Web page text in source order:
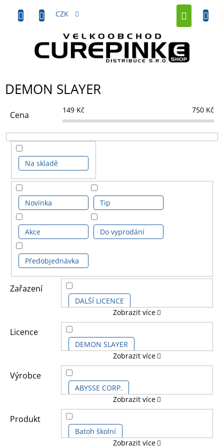
obsah
CZK
DEMON SLAYER
Cena 149 Kč 750 Kč
Na skladě
Novinka Tip
Akce Do vyprodání
Předobjednávka
Zařazení
DALŠÍ LICENCE
Zobrazit více
Licence
DEMON SLAYER
Zobrazit více
Výrobce
ABYSSE CORP.
GRUPO ERIK
Zobrazit více
Produkt
Batoh školní
Zobrazit více